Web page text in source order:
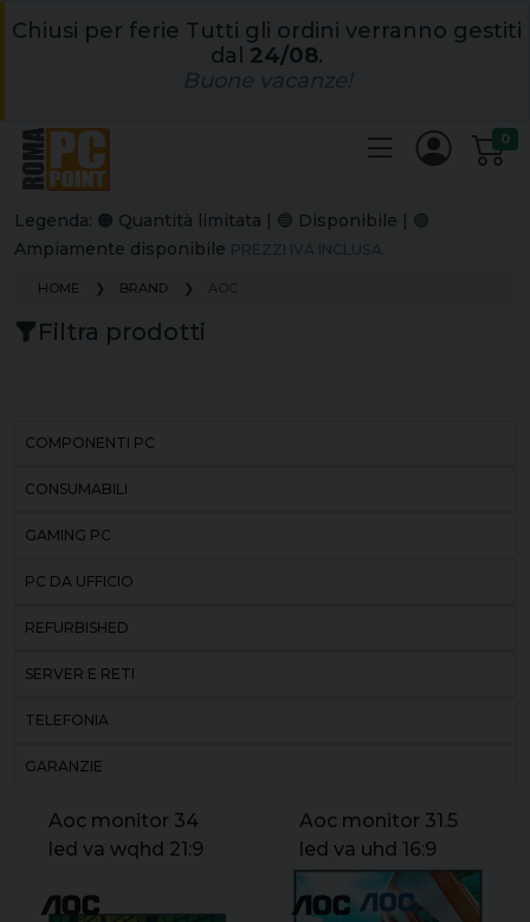
Chiusi per ferie Tutti gli ordini verranno gestiti
dal 24/08.
0
Legenda: 🟠 Quantità limitata | 🔵 Disponibile | 🟢
Ampiamente disponibile
HOME BRAND AOC
Filtra prodotti
COMPONENTI PC
CONSUMABILI
GAMING PC
PC DA UFFICIO
REFURBISHED
SERVER E RETI
TELEFONIA
GARANZIE
Aoc monitor 34
led va wqhd 21:9
dp/hdmi
Aoc monitor 31.5
led va uhd 16:9
4ms 350 cdm.
pivot. dp/hdmi.